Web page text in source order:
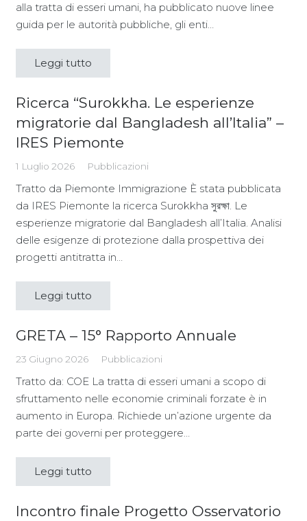
alla tratta di esseri umani, ha pubblicato nuove linee
guida per le autorità pubbliche, gli enti…
Leggi tutto
Ricerca “Surokkha. Le esperienze
migratorie dal Bangladesh all’Italia” –
IRES Piemonte
1 Luglio 2026 Pubblicazioni
Tratto da Piemonte Immigrazione È stata pubblicata
da IRES Piemonte la ricerca Surokkha সুরক্ষা. Le
esperienze migratorie dal Bangladesh all’Italia. Analisi
delle esigenze di protezione dalla prospettiva dei
progetti antitratta in…
Leggi tutto
GRETA – 15° Rapporto Annuale
23 Giugno 2026 Pubblicazioni
Tratto da: COE La tratta di esseri umani a scopo di
sfruttamento nelle economie criminali forzate è in
aumento in Europa. Richiede un’azione urgente da
parte dei governi per proteggere…
Leggi tutto
Incontro finale Progetto Osservatorio